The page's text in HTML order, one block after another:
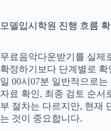
모델입시학원 진행 흐름
무료음악다운받기를 실제
확정하기보다 단계별로 확
일 00시07분 일반적으로
자료 확인, 최종 검토 순서
부 절차는 다르지만, 현재
는 것이 중요합니다.